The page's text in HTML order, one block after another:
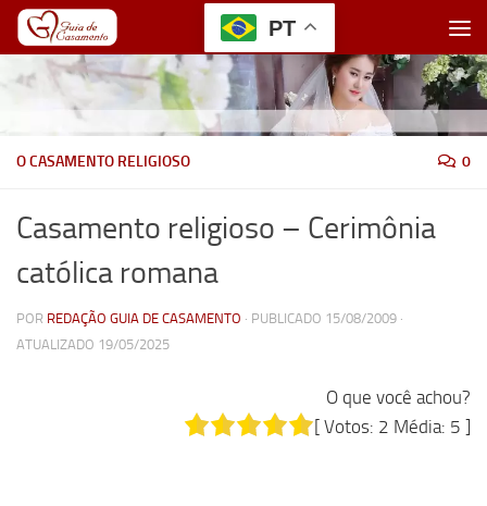
Skip to content
O CASAMENTO RELIGIOSO 0
Casamento religioso – Cerimônia
católica romana
POR REDAÇÃO GUIA DE CASAMENTO · PUBLICADO 15/08/2009 ·
ATUALIZADO 19/05/2025
O que você achou?
[ Votos: 2 Média: 5 ]
PT